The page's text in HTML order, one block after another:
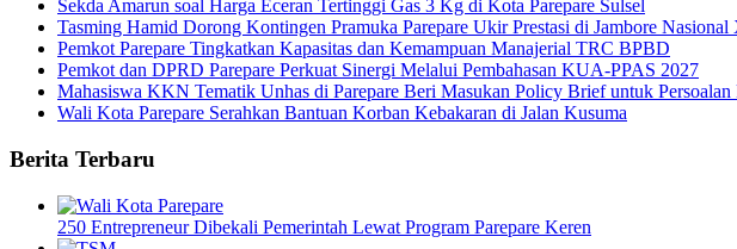
Sekda Amarun soal Harga Eceran Tertinggi Gas 3 Kg di Kota Parepare Sulsel
Tasming Hamid Dorong Kontingen Pramuka Parepare Ukir Prestasi di Jambore
Pemkot Parepare Tingkatkan Kapasitas dan Kemampuan Manajerial TRC BPBD
Pemkot dan DPRD Parepare Perkuat Sinergi Melalui Pembahasan KUA-PPAS 2027
Mahasiswa KKN Tematik Unhas di Parepare Beri Masukan Policy Brief untuk Persoalan
Wali Kota Parepare Serahkan Bantuan Korban Kebakaran di Jalan Kusuma
Berita Terbaru
250 Entrepreneur Dibekali Pemerintah Lewat Program Parepare Keren